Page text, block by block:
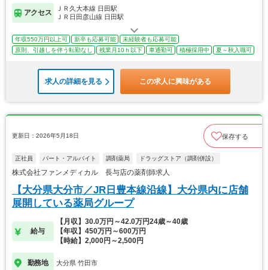
アクセス
ＪＲ久大本線 日田駅
ＪＲ日田彦山線 日田駅
年収550万円以上可 新卒も応募可能
未経験者も応募可能
原則、引越しを伴う転勤なし
残業月10ｈ以下 車通勤可 積極採用中 夏～秋入職可
求人の詳細を見る この求人に興味がある
更新日：2026年5月18日 保存する
正社員 パート・アルバイト 調剤薬局 ドラッグストア（調剤併設）
株式会社ファンメディカル 長与店の薬剤師求人
【大分県大分市／JR日豊本線沿線】大分県内に店舗
展開している薬局グループ
給与
【月収】30.0万円～42.0万円24歳～40歳
【年収】450万円～600万円
【時給】2,000円～2,500円
勤務地 大分県 竹田市